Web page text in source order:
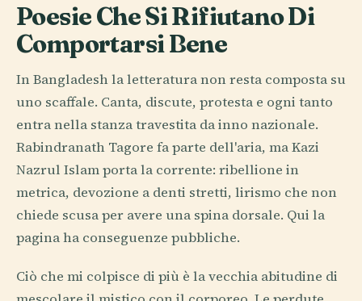
Poesie Che Si Rifiutano Di
Comportarsi Bene
In Bangladesh la letteratura non resta composta su
uno scaffale. Canta, discute, protesta e ogni tanto
entra nella stanza travestita da inno nazionale.
Rabindranath Tagore fa parte dell'aria, ma Kazi
Nazrul Islam porta la corrente: ribellione in
metrica, devozione a denti stretti, lirismo che non
chiede scusa per avere una spina dorsale. Qui la
pagina ha conseguenze pubbliche.
Ciò che mi colpisce di più è la vecchia abitudine di